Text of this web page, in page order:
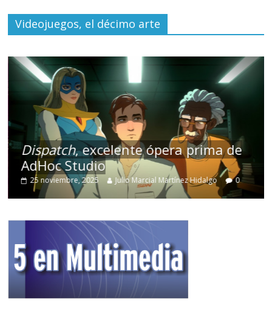
Videojuegos, el décimo arte
Dispatch, excelente ópera prima de
AdHoc Studio
25 noviembre, 2025 Julio Marcial Martínez Hidalgo 0